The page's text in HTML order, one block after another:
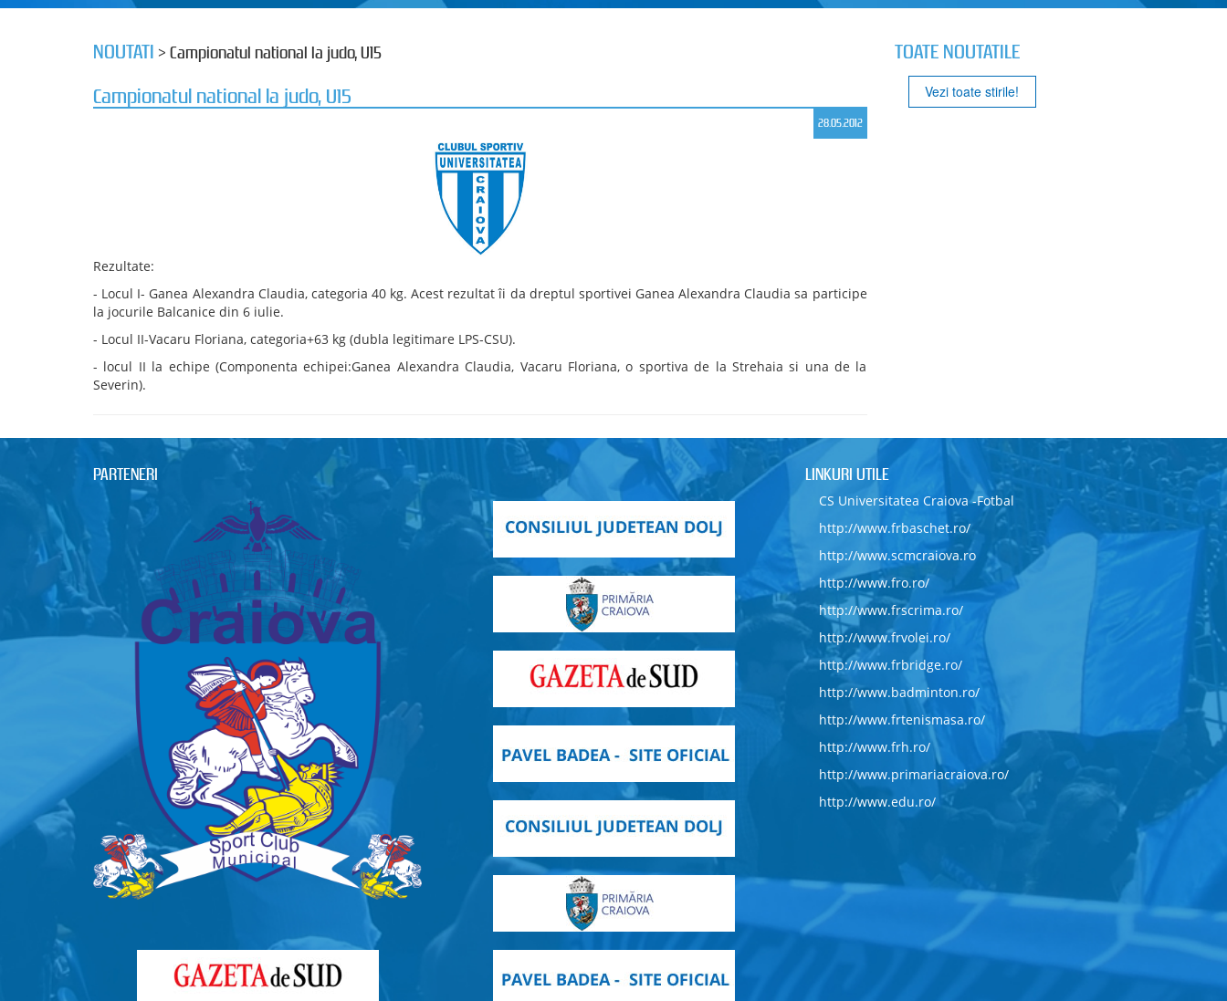
NOUTATI > Campionatul national la judo, U15
Campionatul national la judo, U15
28.05.2012
Rezultate:
- Locul I- Ganea Alexandra Claudia, categoria 40 kg. Acest rezultat îi da dreptul sportivei Ganea Alexandra Claudia sa participe
la jocurile Balcanice din 6 iulie.
- Locul II-Vacaru Floriana, categoria+63 kg (dubla legitimare LPS-CSU).
- locul II la echipe (Componenta echipei:Ganea Alexandra Claudia, Vacaru Floriana, o sportiva de la Strehaia si una de la
Severin).
TOATE NOUTATILE
Vezi toate stirile!
PARTENERI LINKURI UTILE
CS Universitatea Craiova -Fotbal
http://www.frbaschet.ro/
http://www.scmcraiova.ro
http://www.fro.ro/
http://www.frscrima.ro/
http://www.frvolei.ro/
http://www.frbridge.ro/
http://www.badminton.ro/
http://www.frtenismasa.ro/
http://www.frh.ro/
http://www.primariacraiova.ro/
http://www.edu.ro/